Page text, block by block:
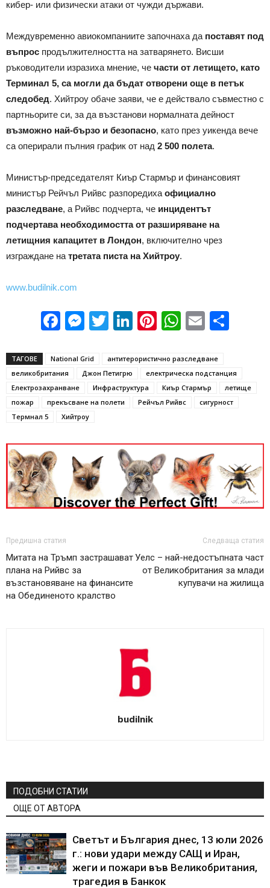
кибер- или физически атаки от чужди държави.
Междувременно авиокомпаниите започнаха да поставят под
въпрос продължителността на затварянето. Висши
ръководители изразиха мнение, че части от летището, като
Терминал 5, са могли да бъдат отворени още в петък
следобед. Хийтроу обаче заяви, че е действало съвместно с
партньорите си, за да възстанови нормалната дейност
възможно най-бързо и безопасно, като през уикенда вече
са оперирали пълния график от над 2 500 полета.
Министър-председателят Киър Стармър и финансовият
министър Рейчъл Рийвс разпоредиха официално
разследване, а Рийвс подчерта, че инцидентът
подчертава необходимостта от разширяване на
летищния капацитет в Лондон, включително чрез
изграждане на третата писта на Хийтроу.
www.budilnik.com
Facebook
Messenger
Twitter
LinkedIn
Pinterest
WhatsApp
Email
ТАГОВЕ National Grid
антитерористично разследване
великобритания
Джон Петигрю
електрическа подстанция
Електрозахранване
Инфраструктура Киър Стармър
летище
пожар
прекъсване на полети Рейчъл Рийвс
сигурност
Термнал 5
Хийтроу
Предишна статия
Митата на Тръмп застрашават
плана на Рийвс за
възстановяване на финансите
на Обединеното кралство
Следваща статия
Уелс – най-недостъпната част
от Великобритания за млади
купувачи на жилища
budilnik
ПОДОБНИ СТАТИИ
ОЩЕ ОТ АВТОРА
Светът и България днес, 13 юли 2026
г.: нови удари между САЩ и Иран,
жеги и пожари във Великобритания,
трагедия в Банкок